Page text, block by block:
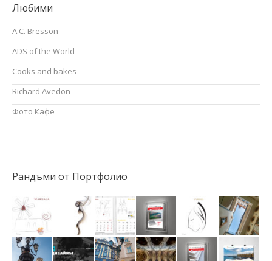
Любими
A.C. Bresson
ADS of the World
Cooks and bakes
Richard Avedon
Фото Кафе
Рандъми от Портфолио